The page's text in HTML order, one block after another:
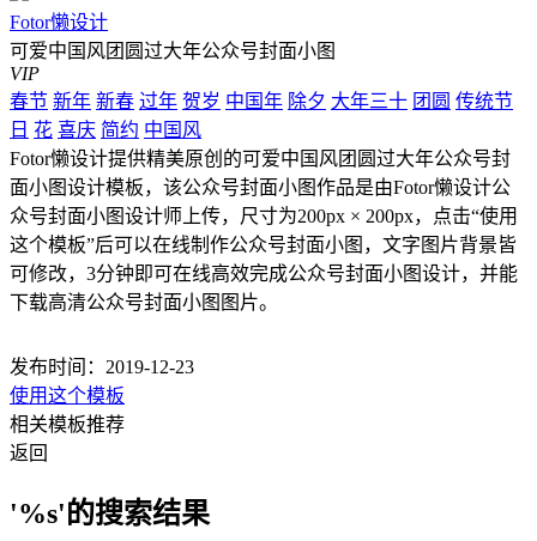
Fotor懒设计
可爱中国风团圆过大年公众号封面小图
VIP
春节 新年 新春 过年 贺岁 中国年 除夕 大年三十 团圆 传统节
日 花 喜庆 简约 中国风
Fotor懒设计提供精美原创的可爱中国风团圆过大年公众号封
面小图设计模板，该公众号封面小图作品是由Fotor懒设计公
众号封面小图设计师上传，尺寸为200px × 200px，点击“使用
这个模板”后可以在线制作公众号封面小图，文字图片背景皆
可修改，3分钟即可在线高效完成公众号封面小图设计，并能
下载高清公众号封面小图图片。
发布时间：2019-12-23
使用这个模板
相关模板推荐
返回
'%s'的搜索结果